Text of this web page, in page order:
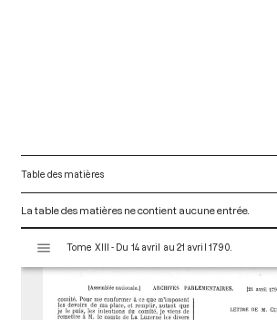
Table des matières
La table des matières ne contient aucune entrée.
s
Tome XIII - Du 14 avril au 21 avril 1790.